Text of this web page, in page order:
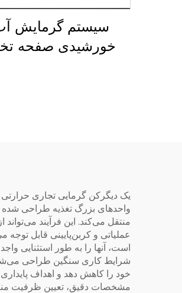
سیستم گرمایش
خورشیدی صفحه
یک دیگرکن گرمایی تجاری حرارتی
واحدهای بزرگ تغذیه طراحی شده
منتقل می‌کند. این فرآیند
شرایط کاری سنگین طراحی
خود را کاهش دهد و اهداف
مشخصات دقیق، تعیین ظرفیت